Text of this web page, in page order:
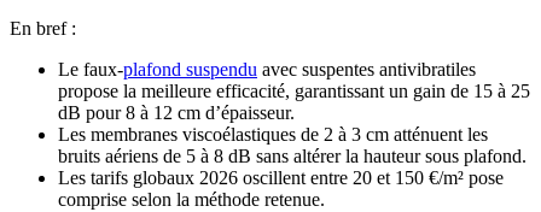
En bref :
Le faux-plafond suspendu avec suspentes antivibratiles
propose la meilleure efficacité, garantissant un gain de 15 à 25
dB pour 8 à 12 cm d’épaisseur.
Les membranes viscoélastiques de 2 à 3 cm atténuent les
bruits aériens de 5 à 8 dB sans altérer la hauteur sous plafond.
Les tarifs globaux 2026 oscillent entre 20 et 150 €/m² pose
comprise selon la méthode retenue.